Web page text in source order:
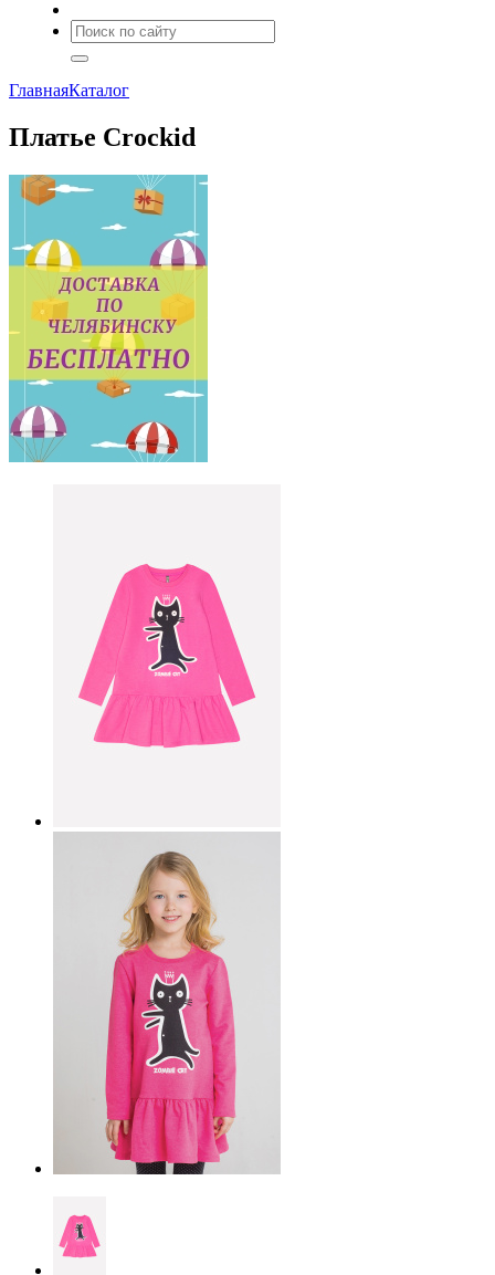
ГлавнаяКаталог
Платье Crockid